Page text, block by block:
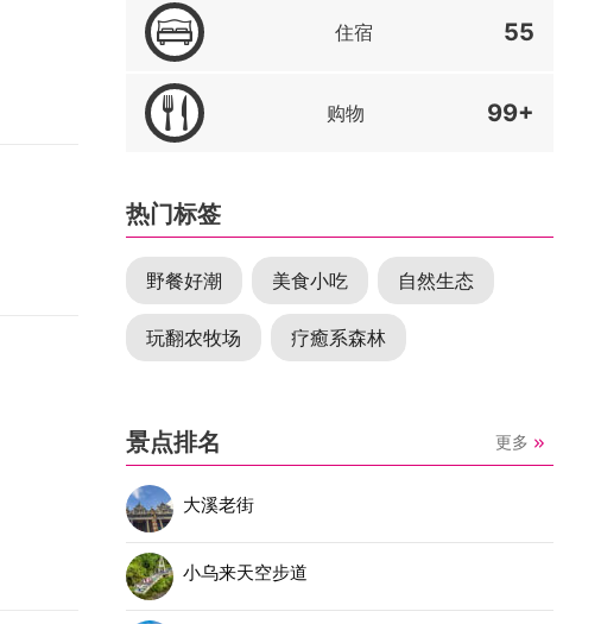
住宿 55
购物 99+
热门标签
野餐好潮 美食小吃 自然生态
玩翻农牧场 疗癒系森林
景点排名 更多
大溪老街
小乌来天空步道